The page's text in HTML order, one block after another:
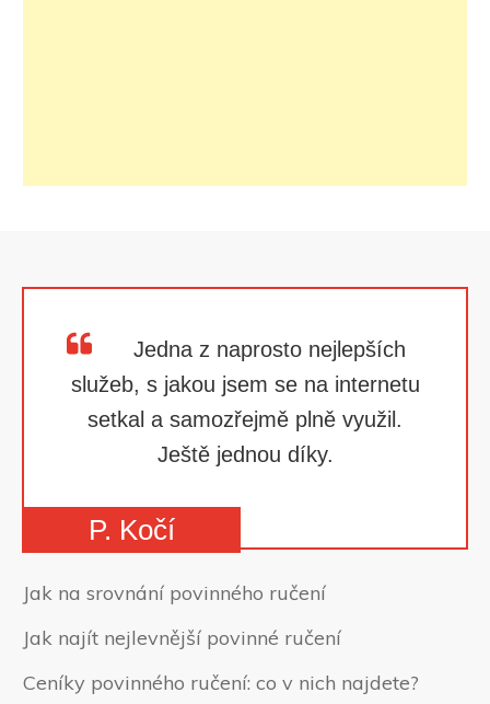
Jedna z naprosto nejlepších
služeb, s jakou jsem se na internetu
setkal a samozřejmě plně využil.
Ještě jednou díky.
P. Kočí
Jak na srovnání povinného ručení
Jak najít nejlevnější povinné ručení
Ceníky povinného ručení: co v nich najdete?